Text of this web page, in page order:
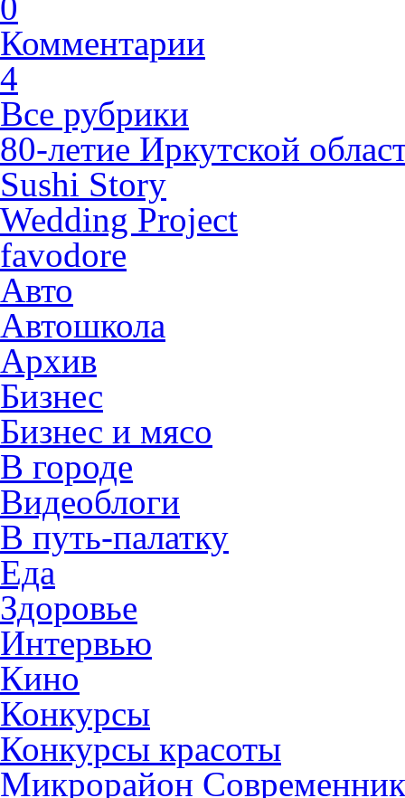
Комментарии
4
Все рубрики
80-летие Иркутской
Sushi Story
Wedding Project
favodore
Авто
Автошкола
Архив
Бизнес
Бизнес и мясо
В городе
Видеоблоги
В путь-палатку
Еда
Здоровье
Интервью
Кино
Конкурсы
Конкурсы красоты
Микрорайон Современник